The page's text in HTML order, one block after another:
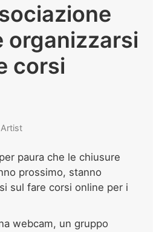
organizzarsi
corsi
paura che le chiusure
prossimo, stanno
sul fare corsi online per i
webcam, un gruppo